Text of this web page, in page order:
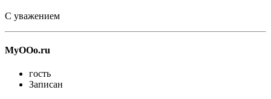
С уважением
MyOOo.ru
гость
Записан